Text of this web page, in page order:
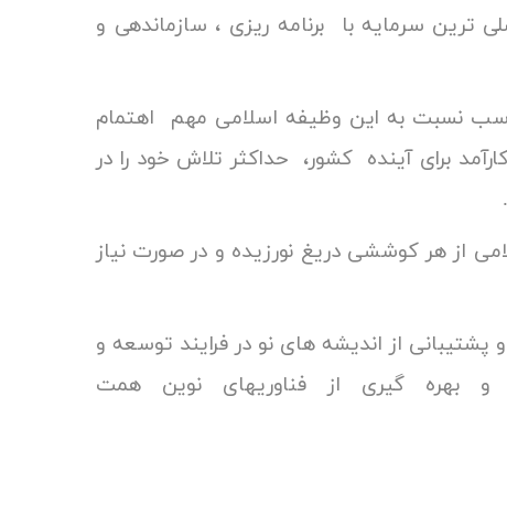
ترین سرمایه با برنامه ریزی ، سازماندهی و
مناسب نسبت به این وظیفه اسلامی مهم اهتمام
برای آینده کشور، حداکثر تلاش خود را در
از هر کوششی دریغ نورزیده و در صورت نیاز
گیرند.
پشتیبانی از اندیشه های نو در فرایند توسعه و
بهره گیری از فناوریهای نوین همت